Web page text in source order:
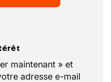
maintenant » et
adresse e-mail